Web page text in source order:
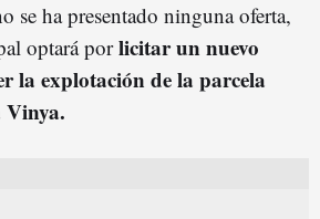
se ha presentado ninguna oferta,
optará porlicitar un nuevo
la explotación de la parcela
Vinya.